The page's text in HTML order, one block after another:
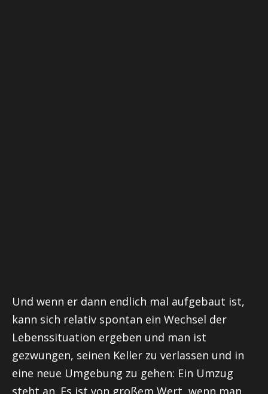
Und wenn er dann endlich mal aufgebaut ist,
kann sich relativ spontan ein Wechsel der
Lebenssituation ergeben und man ist
gezwungen, seinen Keller zu verlassen und in
eine neue Umgebung zu gehen: Ein Umzug
steht an. Es ist von großem Wert, wenn man